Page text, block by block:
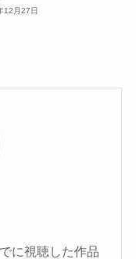
12月27日
に視聴した作品